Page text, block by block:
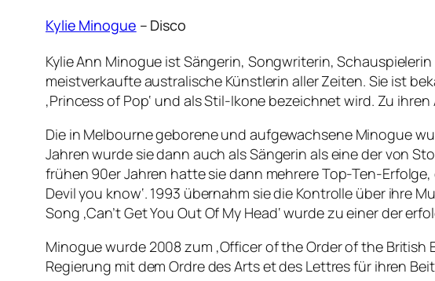
Kylie Minogue – Disco
Kylie Ann Minogue ist Sängerin, Songwriterin,
meistverkaufte australische Künstlerin aller Zeiten. Sie ist
‚Princess of Pop‘ und als Stil-Ikone bezeichnet wird. Zu
Die in Melbourne geborene und aufgewachsene Minogue
Jahren wurde sie dann auch als Sängerin als eine der von
frühen 90er Jahren hatte sie dann mehrere Top-Ten-Erfolge,
Devil you know‘. 1993 übernahm sie die Kontrolle über ihre
Song ‚Can’t Get You Out Of My Head‘ wurde zu einer der
Minogue wurde 2008 zum ‚Officer of the Order of the
Regierung mit dem Ordre des Arts et des Lettres für ihren